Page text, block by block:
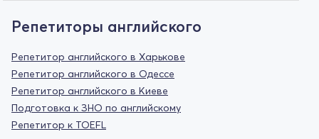
Репетиторы английского
Репетитор английского в Харькове
Репетитор английского в Одессе
Репетитор английского в Киеве
Подготовка к ЗНО по английскому
Репетитор к TOEFL